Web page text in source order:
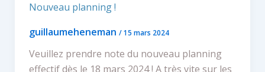
Nouveau planning !
guillaumeheneman /15 mars 2024
Veuillez prendre note du nouveau planning
effectif dès le 18 mars 2024 ! A très vite sur les